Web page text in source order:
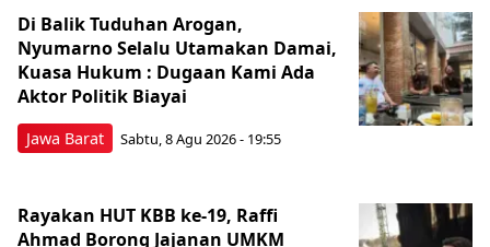
Jawa Barat
Di Balik Tuduhan Arogan,
Nyumarno Selalu Utamakan Damai,
Kuasa Hukum : Dugaan Kami Ada
Aktor Politik Biayai
Sabtu, 8 Agu 2026 - 19:55
Rayakan HUT KBB ke-19, Raffi
Ahmad Borong Jajanan UMKM